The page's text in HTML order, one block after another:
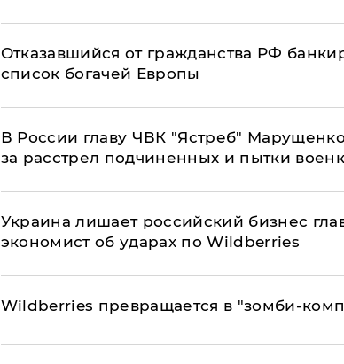
Отказавшийся от гражданства РФ
список богачей Европы
В России главу ЧВК "Ястреб"
за расстрел подчиненных и пытки
​Украина лишает российский бизнес
экономист об ударах по Wildberries
Wildberries превращается в "зомби-